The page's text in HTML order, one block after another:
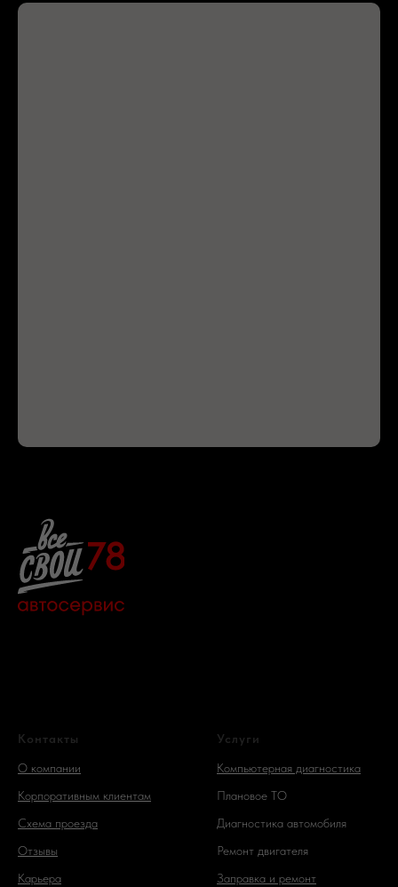
Контакты
О компании
Корпоративным клиентам
Схема проезда
Отзывы
Карьера
Услуги
Компьютерная диагностика
Плановое ТО
Диагностика автомобиля
Ремонт двигателя
Заправка и ремонт